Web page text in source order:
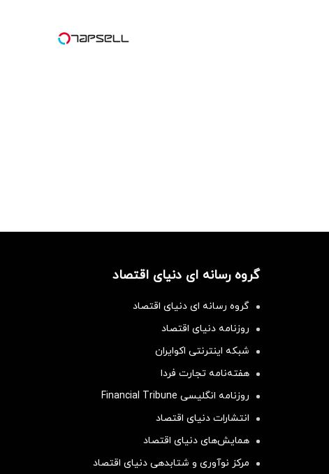
گروه رسانه ای دنیای اقتصاد
گروه رسانه ای دنیای اقتصاد
روزنامه دنیای اقتصاد
شبکه اینترنتی اکوایران
هفته‌نامه تجارت فردا
روزنامه انگلیسی Financial Tribune
انتشارات دنیای اقتصاد
همایش‌های دنیای اقتصاد
مرکز نوآوری و شتابدهی دنیای اقتصاد